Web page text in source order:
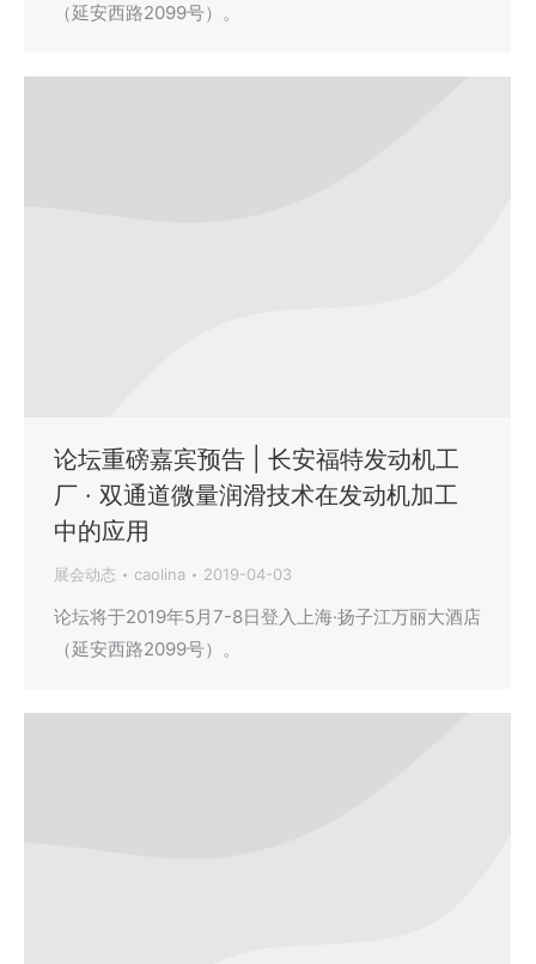
（延安西路2099号）。
论坛重磅嘉宾预告 | 长安福特发动机工
厂 · 双通道微量润滑技术在发动机加工
中的应用
展会动态 caolina 2019-04-03
论坛将于2019年5月7-8日登入上海·扬子江万丽大酒店
（延安西路2099号）。